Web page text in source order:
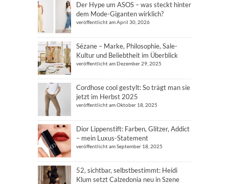
Der Hype um ASOS – was steckt hinter
dem Mode-Giganten wirklich?
veröffentlicht am April 30, 2026
Sézane – Marke, Philosophie, Sale-
Kultur und Beliebtheit im Überblick
veröffentlicht am Dezember 29, 2025
Cordhose cool gestylt: So trägt man sie
jetzt im Herbst 2025
veröffentlicht am Oktober 18, 2025
Dior Lippenstift: Farben, Glitzer, Addict
– mein Luxus-Statement
veröffentlicht am September 18, 2025
52, sichtbar, selbstbestimmt: Heidi
Klum setzt Calzedonia neu in Szene